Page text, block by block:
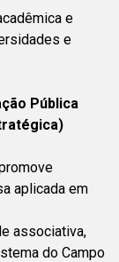
e
e
Pública
aplicada em
associativa,
do Campo